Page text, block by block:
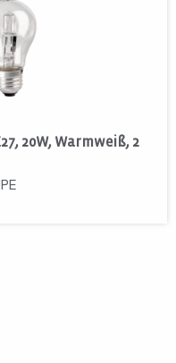
20W, Warmweiß, 2